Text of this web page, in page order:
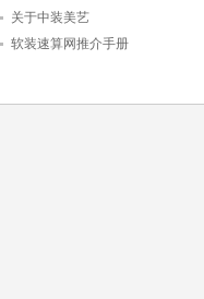
关于中装美艺
软装速算网推介手册